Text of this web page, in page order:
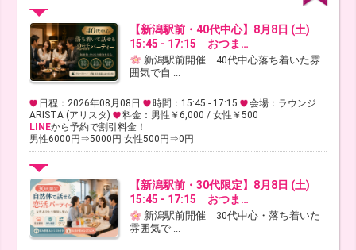
【新潟駅前・40代中心】8月8日 (土)
15:45 - 17:15 おつま…
新潟駅前開催｜40代中心落ち着いた雰
囲気で自 ...
日程：2026年08月08日 時間：15:45 - 17:15
会場：ラウンジ
ARISTA (アリスタ)
料金：男性￥6,000 / 女性￥500
LINEから予約で割引料金！
男性6000円⇒5000円 女性500円⇒0円
【新潟駅前・30代限定】8月8日 (土)
15:45 - 17:15 おつま…
新潟駅前開催｜30代中心・落ち着いた
雰囲気で ...